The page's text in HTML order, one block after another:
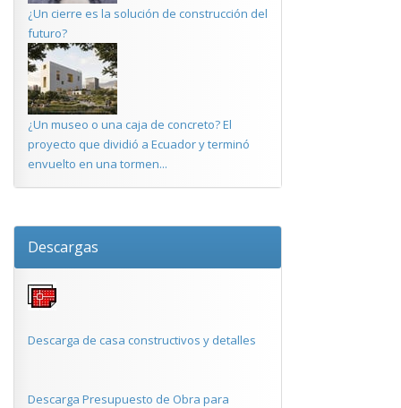
¿Un cierre es la solución de construcción del
futuro?
¿Un museo o una caja de concreto? El
proyecto que dividió a Ecuador y terminó
envuelto en una tormen...
Descargas
Descarga de casa constructivos y detalles
Descarga Presupuesto de Obra para